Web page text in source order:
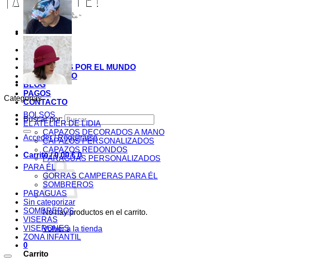
INICIO
TIENDA
MIS COSITAS POR EL MUNDO
EL COMIENZO
BLOG
PAGOS
CONTACTO
Buscar por:
Acceder / Registrarse
Carrito /0,00€ 0
No hay productos en el carrito.
Volver a la tienda
0
Carrito
Categorías
BOLSOS
EL ATELIER DE LIDIA
CAPAZOS DECORADOS A MANO
CAPAZOS PERSONALIZADOS
CAPAZOS REDONDOS
PARAGUAS PERSONALIZADOS
PARA ÉL
GORRAS CAMPERAS PARA ÉL
SOMBREROS
PARAGUAS
Sin categorizar
SOMBREROS
VISERAS
VISERONES
ZONA INFANTIL